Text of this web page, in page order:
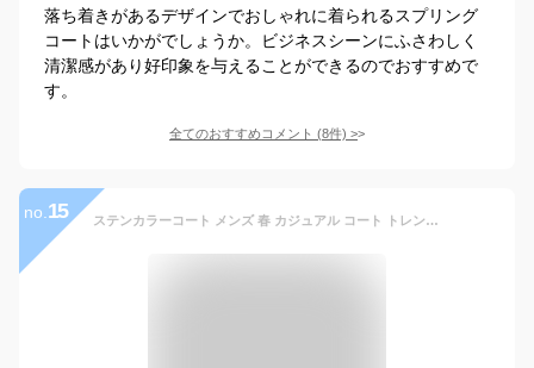
落ち着きがあるデザインでおしゃれに着られるスプリング
コートはいかがでしょうか。ビジネスシーンにふさわしく
清潔感があり好印象を与えることができるのでおすすめで
す。
全てのおすすめコメント (8件) >
no. 15 ステンカラーコート メンズ 春 カジュアル コート トレンチコート チェスターコート ビッグサイズ シルエット 大きい バルカラー 無地 シンプル おしゃれ 定番 黒 ブラック ベージュ グレー チェック 全7色 113W2602 ジェネレス